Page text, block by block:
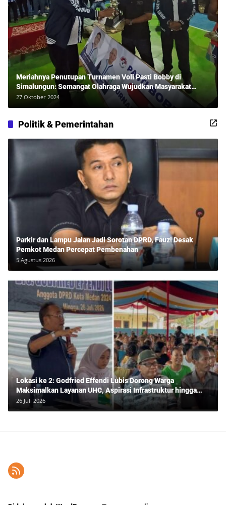
Meriahnya Penutupan Turnamen Voli Pasti Bobby di
Simalungun: Semangat Olahraga Wujudkan Masyarakat
Sehat Bersama Erwan Rozadi dan Ribuan Penonton!
27 Oktober 2024
Politik & Pemerintahan
Parkir dan Lampu Jalan Jadi Sorotan DPRD, Fauzi Desak
Pemkot Medan Percepat Pembenahan
5 Agustus 2026
Lokasi ke 2: Godfried Effendi Lubis Dorong Warga
Maksimalkan Layanan UHC, Aspirasi Infrastruktur hingga
Pendidikan Mengemuka dalam Reses Medan Amplas
26 Juli 2026